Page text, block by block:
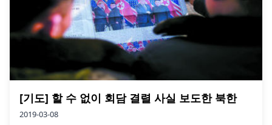
[기도] 할 수 없이 회담 결렬 사실 보도한 북한
2019-03-08